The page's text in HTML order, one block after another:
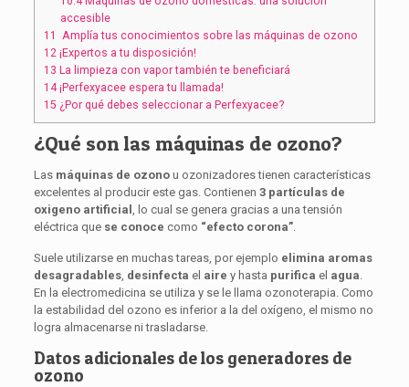
accesible
11
Amplía tus conocimientos sobre las máquinas de ozono
12 ¡Expertos a tu disposición!
13 La limpieza con vapor también te beneficiará
14¡Perfexyacee espera tu llamada!
15¿Por qué debes seleccionar a Perfexyacee?
¿Qué son las máquinas de ozono?
Las máquinas de ozonou ozonizadores tienen características
excelentes al producir este gas. Contienen 3 partículas de
oxigeno artificial , lo cual se genera gracias a una tensión
eléctrica que se conoce como “efecto corona”.
Suele utilizarse en muchas tareas, por ejemplo elimina aromas
desagradables, desinfecta el aire y hasta purifica el agua
En la electromedicina se utiliza y se le llama ozonoterapia. Como
la estabilidad del ozono es inferior a la del oxígeno, el mismo no
logra almacenarse ni trasladarse.
Datos adicionales de los generadores de
ozono